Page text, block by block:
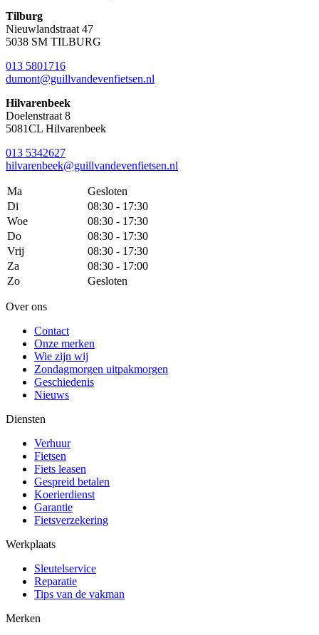
Tilburg
Nieuwlandstraat 47
5038 SM TILBURG
013 5801716
dumont@guillvandevenfietsen.nl
Hilvarenbeek
Doelenstraat 8
5081CL Hilvarenbeek
013 5342627
hilvarenbeek@guillvandevenfietsen.nl
Ma
Gesloten
Di
08:30 - 17:30
Woe
08:30 - 17:30
Do
08:30 - 17:30
Vrij
08:30 - 17:30
Za
08:30 - 17:00
Zo
Gesloten
Over ons
Contact
Onze merken
Wie zijn wij
Zondagmorgen uitpakmorgen
Geschiedenis
Nieuws
Diensten
Verhuur
Fietsen
Fiets leasen
Gespreid betalen
Koerierdienst
Garantie
Fietsverzekering
Werkplaats
Sleutelservice
Reparatie
Tips van de vakman
Merken